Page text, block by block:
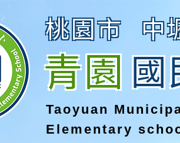
桃園市 中
青園國
Taoyuan
Elementary